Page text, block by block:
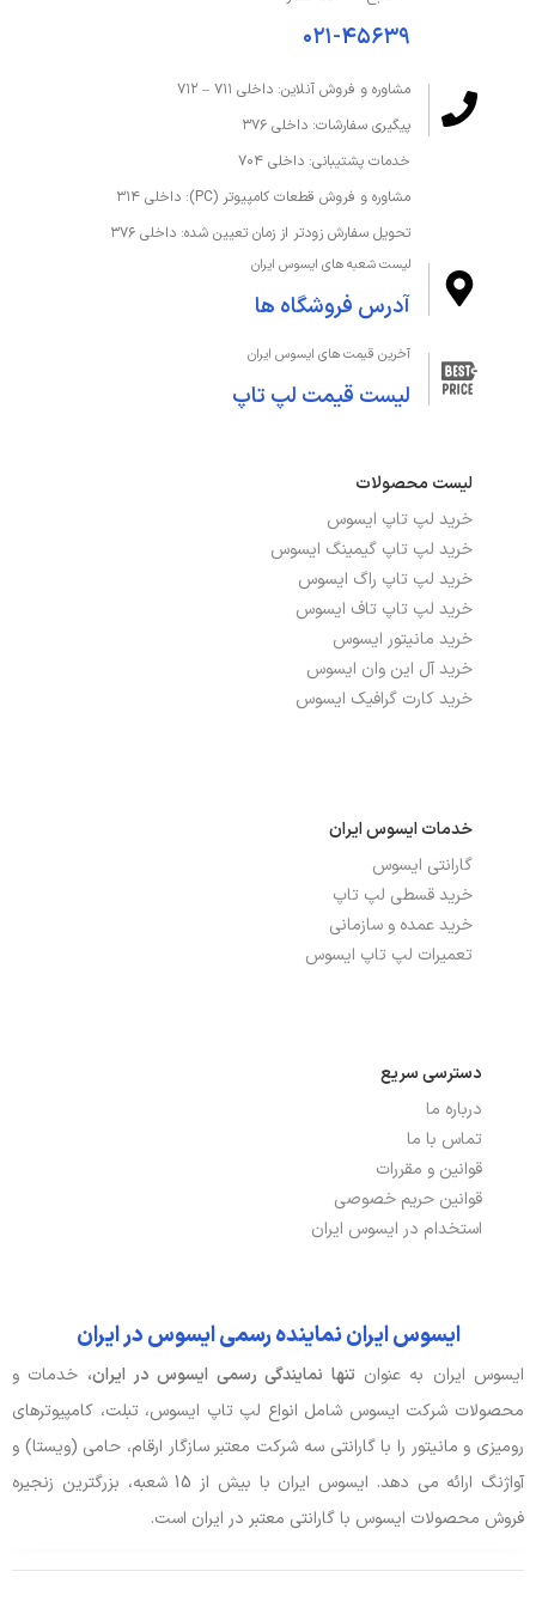
نوع حافظه داخلی هیبریدی
نوع حافظه رم DDR4
دارد
صفحه‌نمایش و تصویر
اندازه صفحه نمایش 15.6 اینچ
دقت صفحه نمایش FHD 1920 x 1080
صفحه نمایش لمسی خیر
نوع صفحه نمایش
درگاه‌ها، ارتباطات و شبکه
بلوتوث
تعداد پورت USB 2.0 2
پورت HDMI
پورت USB TYPE-C
توضیحات باتری
نوع باتری
صدا و دوربین
وبکم دارد
ورودی، کنترل و حسگرها
۰۲۱-۴۵۶۳۹
مشاوره و فروش آنلاین: داخلی ۷۱۱ – ۷۱۲
پیگیری سفارشات: داخلی ۳۷۶
خدمات پشتیبانی: داخلی ۷۰۴
مشاوره و فروش قطعات کامپیوتر (PC): داخلی ۳۱۴
تحویل سفارش زودتر از زمان تعیین شده: داخلی ۳۷۶
لیست شعبه های ایسوس ایران
آدرس فروشگاه ها
آخرین قیمت های ایسوس ایران
لیست قیمت لپ تاپ
لیست محصولات
خرید لپ تاپ ایسوس
خرید لپ تاپ گیمینگ ایسوس
خرید لپ تاپ راگ ایسوس
خرید لپ تاپ تاف ایسوس
خرید مانیتور ایسوس
خرید آل این وان ایسوس
خرید کارت گرافیک ایسوس
خدمات ایسوس ایران
گارانتی ایسوس
خرید قسطی لپ تاپ
خرید عمده و سازمانی
تعمیرات لپ تاپ ایسوس
دسترسی سریع
درباره ما
تماس با ما
قوانین و مقررات
قوانین حریم خصوصی
استخدام در ایسوس ایران
ایسوس ایران نماینده رسمی ایسوس در ایران
ایسوس ایران به عنوان تنها نمایندگی رسمی ایسوس در ایران، خدمات و
محصولات شرکت ایسوس شامل انواع لپ تاپ ایسوس، تبلت، کامپیوترهای
رومیزی و مانیتور را با گارانتی سه شرکت معتبر سازگار ارقام، حامی (ویستا) و
آواژنگ ارائه می دهد. ایسوس ایران با بیش از 15 شعبه، بزرگترین زنجیره
فروش محصولات ایسوس با گارانتی معتبر در ایران است.